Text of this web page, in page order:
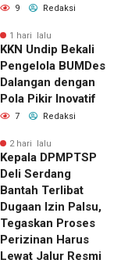
9 Redaksi
1 hari lalu
KKN Undip Bekali
Pengelola BUMDes
Dalangan dengan
Pola Pikir Inovatif
7 Redaksi
2 hari lalu
Kepala DPMPTSP
Deli Serdang
Bantah Terlibat
Dugaan Izin Palsu,
Tegaskan Proses
Perizinan Harus
Lewat Jalur Resmi